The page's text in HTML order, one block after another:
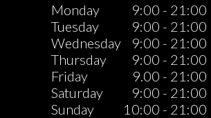
Monday
9:00 - 21:00
Tuesday
9:00 - 21:00
Wednesday
9:00 - 21:00
Thursday
9:00 - 21:00
Friday
9.00 - 21:00
Saturday
9:00 - 21:00
Sunday
10:00 - 21:00